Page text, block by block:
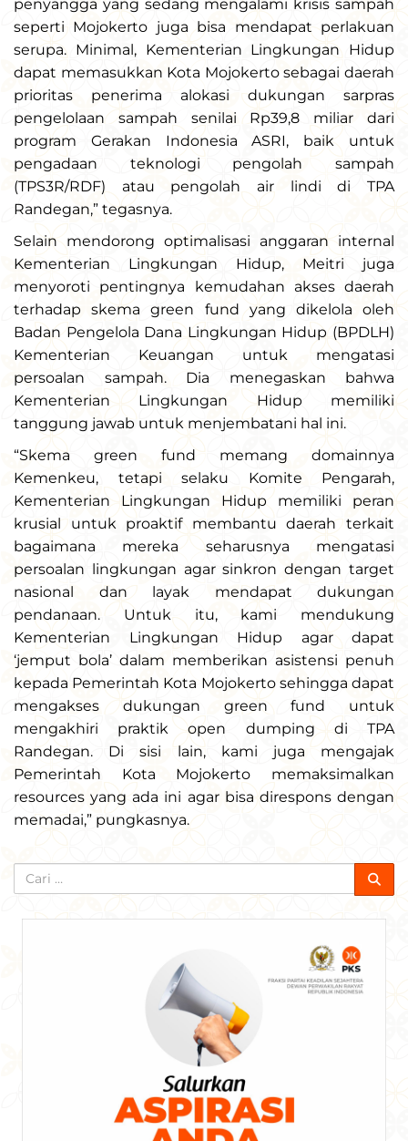
penyangga yang sedang mengalami krisis sampah
seperti Mojokerto juga bisa mendapat perlakuan
serupa. Minimal, Kementerian Lingkungan Hidup
dapat memasukkan Kota Mojokerto sebagai daerah
prioritas penerima alokasi dukungan sarpras
pengelolaan sampah senilai Rp39,8 miliar dari
program Gerakan Indonesia ASRI, baik untuk
pengadaan teknologi pengolah sampah
(TPS3R/RDF) atau pengolah air lindi di TPA
Randegan,” tegasnya.
Selain mendorong optimalisasi anggaran internal
Kementerian Lingkungan Hidup, Meitri juga
menyoroti pentingnya kemudahan akses daerah
terhadap skema green fund yang dikelola oleh
Badan Pengelola Dana Lingkungan Hidup (BPDLH)
Kementerian Keuangan untuk mengatasi
persoalan sampah. Dia menegaskan bahwa
Kementerian Lingkungan Hidup memiliki
tanggung jawab untuk menjembatani hal ini.
“Skema green fund memang domainnya
Kemenkeu, tetapi selaku Komite Pengarah,
Kementerian Lingkungan Hidup memiliki peran
krusial untuk proaktif membantu daerah terkait
bagaimana mereka seharusnya mengatasi
persoalan lingkungan agar sinkron dengan target
nasional dan layak mendapat dukungan
pendanaan. Untuk itu, kami mendukung
Kementerian Lingkungan Hidup agar dapat
‘jemput bola’ dalam memberikan asistensi penuh
kepada Pemerintah Kota Mojokerto sehingga dapat
mengakses dukungan green fund untuk
mengakhiri praktik open dumping di TPA
Randegan. Di sisi lain, kami juga mengajak
Pemerintah Kota Mojokerto memaksimalkan
resources yang ada ini agar bisa direspons dengan
memadai,” pungkasnya.